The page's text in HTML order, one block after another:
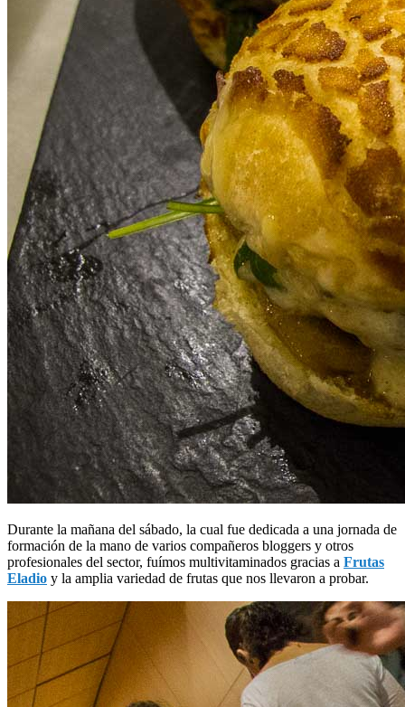
Durante la mañana del sábado, la cual fue dedicada a una jornada de
formación de la mano de varios compañeros bloggers y otros
profesionales del sector, fuímos multivitaminados gracias a Frutas
Eladio y la amplia variedad de frutas que nos llevaron a probar.